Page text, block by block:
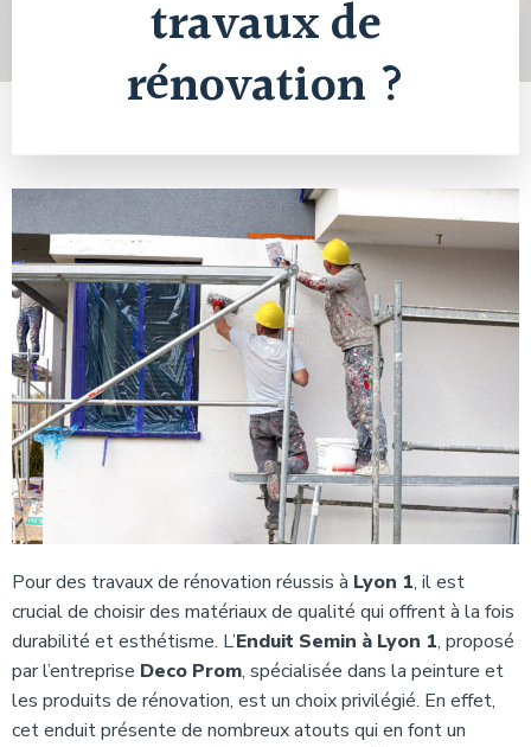
travaux de
rénovation ?
Pour des travaux de rénovation réussis à Lyon 1, il est
crucial de choisir des matériaux de qualité qui offrent à la fois
durabilité et esthétisme. L’Enduit Semin à Lyon 1, proposé
par l’entreprise Deco Prom, spécialisée dans la peinture et
les produits de rénovation, est un choix privilégié. En effet,
cet enduit présente de nombreux atouts qui en font un